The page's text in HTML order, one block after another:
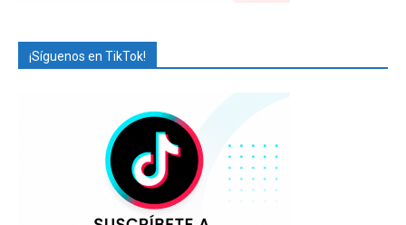
¡Síguenos en TikTok!